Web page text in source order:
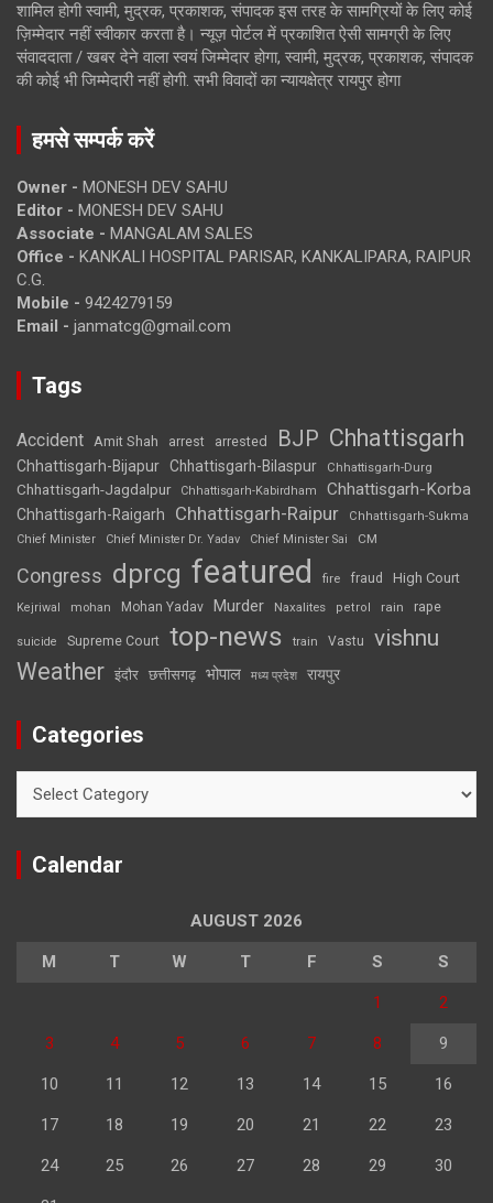
शामिल होगी स्वामी, मुद्रक, प्रकाशक, संपादक इस तरह के सामग्रियों के लिए कोई
ज़िम्मेदार नहीं स्वीकार करता है। न्यूज़ पोर्टल में प्रकाशित ऐसी सामग्री के लिए
संवाददाता / खबर देने वाला स्वयं जिम्मेदार होगा, स्वामी, मुद्रक, प्रकाशक, संपादक
की कोई भी जिम्मेदारी नहीं होगी. सभी विवादों का न्यायक्षेत्र रायपुर होगा
हमसे सम्पर्क करें
Owner - MONESH DEV SAHU
Editor - MONESH DEV SAHU
Associate - MANGALAM SALES
Office - KANKALI HOSPITAL PARISAR, KANKALIPARA, RAIPUR
C.G.
Mobile - 9424279159
Email - janmatcg@gmail.com
Tags
Accident Amit Shah arrest arrested BJP Chhattisgarh
Chhattisgarh-Bijapur Chhattisgarh-Bilaspur Chhattisgarh-Durg
Chhattisgarh-Jagdalpur Chhattisgarh-Kabirdham Chhattisgarh-Korba
Chhattisgarh-Raigarh Chhattisgarh-Raipur
Chhattisgarh-Sukma
Chief Minister
Chief Minister Dr. Yadav Chief Minister Sai CM
Congress dprcg featured fire fraud High Court
Kejriwal mohan Mohan Yadav Murder Naxalites petrol rain rape
suicide Supreme Court top-news train Vastu vishnu
Weather इंदौर छत्तीसगढ़ भोपाल मध्य प्रदेश रायपुर
Categories
Calendar
AUGUST 2026
M T W T F S S
1 2
3 4 5 6 7 8 9
10 11 12 13 14 15 16
17 18 19 20 21 22 23
24 25 26 27 28 29 30